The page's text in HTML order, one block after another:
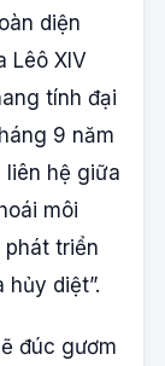
diện
Lêô XIV
tính đại
9 năm
liên hệ giữa
môi
phát triển
diệt”.
đúc gươm